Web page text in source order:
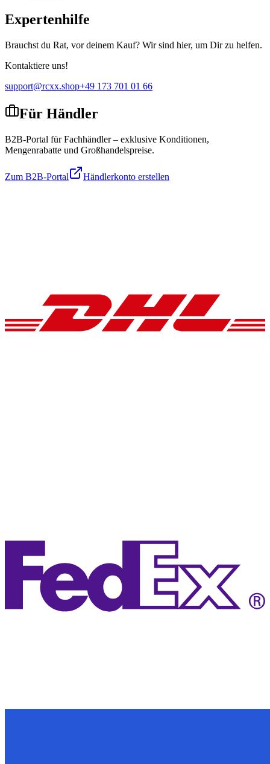
Expertenhilfe
Brauchst du Rat, vor deinem Kauf? Wir sind hier, um Dir zu helfen.
Kontaktiere uns!
support@rcxx.shop+49 173 701 01 66
Für Händler
B2B-Portal für Fachhändler – exklusive Konditionen,
Mengenrabatte und Großhandelspreise.
Zum B2B-Portal Händlerkonto erstellen